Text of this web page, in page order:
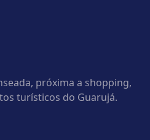
próxima a shopping,
turísticos do Guarujá.